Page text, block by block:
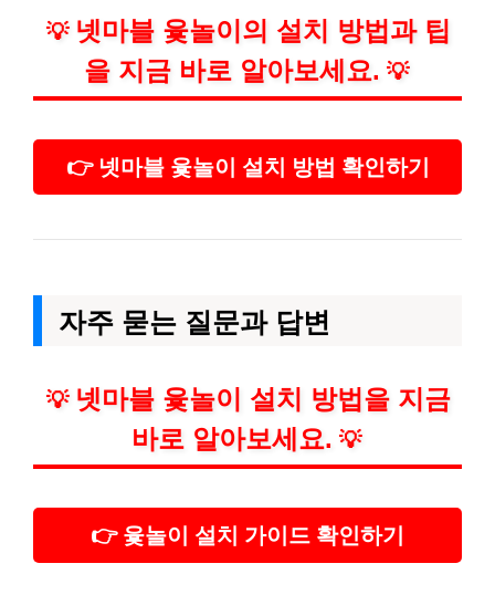
💡 넷마블 윷놀이의 설치 방법과 팁
을 지금 바로 알아보세요. 💡
👉 넷마블 윷놀이 설치 방법 확인하기
자주 묻는 질문과 답변
💡 넷마블 윷놀이 설치 방법을 지금
바로 알아보세요. 💡
👉 윷놀이 설치 가이드 확인하기